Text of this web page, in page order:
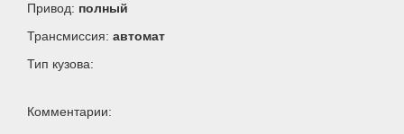
Привод: полный
Трансмиссия: автомат
Тип кузова:
Комментарии: